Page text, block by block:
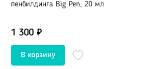
пенбилдинга Big Pen, 20 мл
1 300 ₽